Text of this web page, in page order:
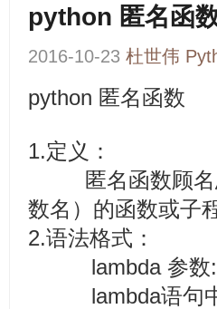
python 匿名函
2016-10-23 杜世伟
python 匿名函数
1.定义：
匿名函数顾
数名）的函数或子
2.语法格式：
lambda 参数
lambda语句